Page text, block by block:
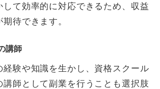
して効率的に対応できるため、収益
待できます。
講師
経験や知識を生かし、資格スクール
講師として副業を行うことも選択肢